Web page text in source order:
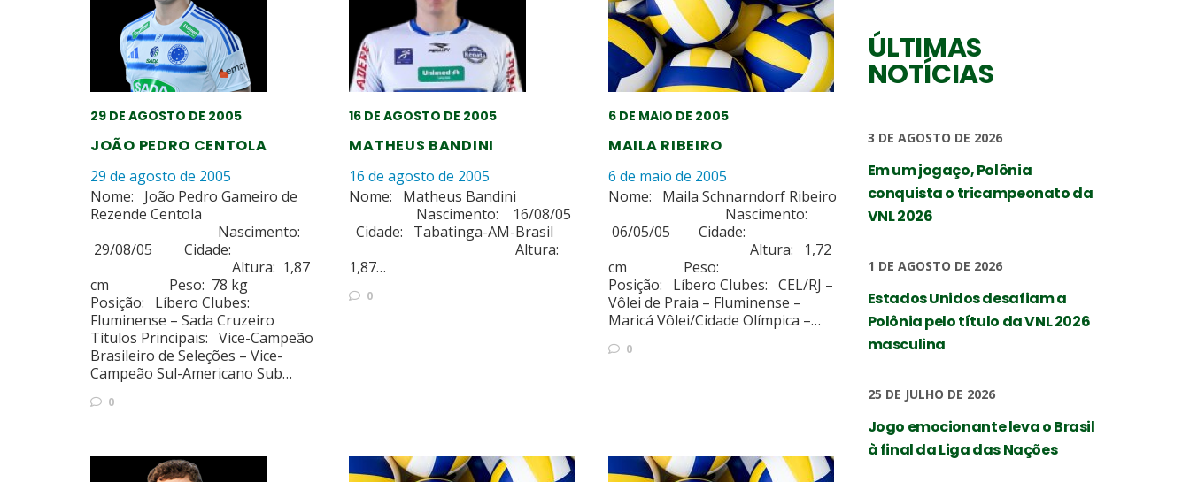
29 DE AGOSTO DE 2005
JOÃO PEDRO CENTOLA
29 de agosto de 2005
Nome: João Pedro Gameiro de
Rezende Centola
Nascimento:
29/08/05 Cidade:
Altura: 1,87
cm Peso: 78 kg
Posição: Líbero Clubes:
Fluminense – Sada Cruzeiro
Títulos Principais: Vice-Campeão
Brasileiro de Seleções – Vice-
Campeão Sul-Americano Sub…
0
16 DE AGOSTO DE 2005
MATHEUS BANDINI
16 de agosto de 2005
Nome: Matheus Bandini
Nascimento: 16/08/05
Cidade: Tabatinga-AM-Brasil
Altura:
1,87…
0
6 DE MAIO DE 2005
MAILA RIBEIRO
6 de maio de 2005
Nome: Maila Schnarndorf Ribeiro
Nascimento:
06/05/05 Cidade:
Altura: 1,72
cm Peso:
Posição: Líbero Clubes: CEL/RJ –
Vôlei de Praia – Fluminense –
Maricá Vôlei/Cidade Olímpica –…
0
ÚLTIMAS
NOTÍCIAS
3 DE AGOSTO DE 2026
Em um jogaço, Polônia
conquista o tricampeonato da
VNL 2026
1 DE AGOSTO DE 2026
Estados Unidos desafiam a
Polônia pelo título da VNL 2026
masculina
25 DE JULHO DE 2026
Jogo emocionante leva o Brasil
à final da Liga das Nações